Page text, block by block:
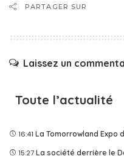
PARTAGER SUR
Laissez un
Toute l’actualité
16:41 La Tomorrowland Expo
15:27 La société derrière le